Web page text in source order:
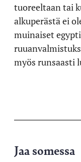
tuoreeltaan tai
alkuperästä ei
muinaiset
myös runsaasti
Jaa somessa